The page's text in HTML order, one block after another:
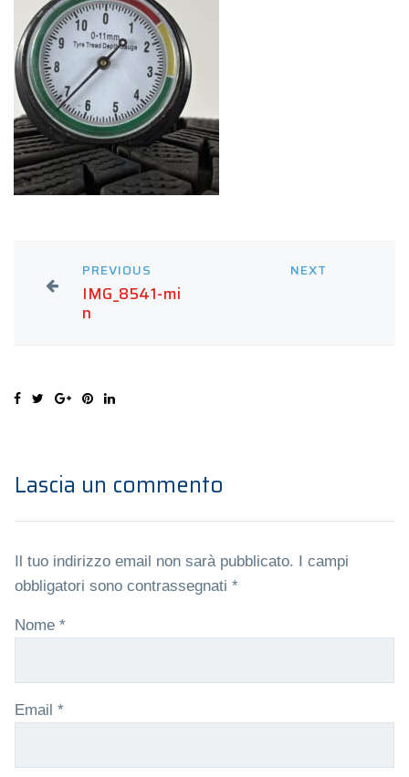
PREVIOUS
IMG_8541-mi
n
NEXT
Lascia un commento
Il tuo indirizzo email non sarà pubblicato.
I campi
obbligatori sono contrassegnati *
Nome *
Email *